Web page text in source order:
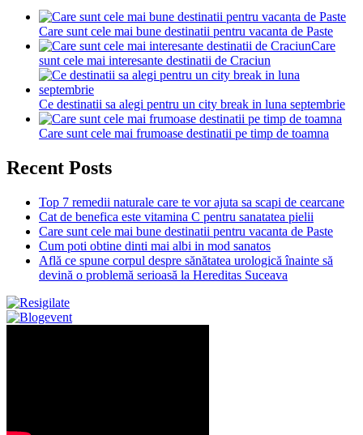
Care sunt cele mai bune destinatii pentru vacanta de Paste
Care
sunt cele mai interesante destinatii de Craciun
Ce destinatii sa alegi pentru un city break in luna septembrie
Care sunt cele mai frumoase destinatii pe timp de toamna
Recent Posts
Top 7 remedii naturale care te vor ajuta sa scapi de cearcane
Cat de benefica este vitamina C pentru sanatatea pielii
Care sunt cele mai bune destinatii pentru vacanta de Paste
Cum poti obtine dinti mai albi in mod sanatos
Află ce spune corpul despre sănătatea urologică înainte să
devină o problemă serioasă la Hereditas Suceava